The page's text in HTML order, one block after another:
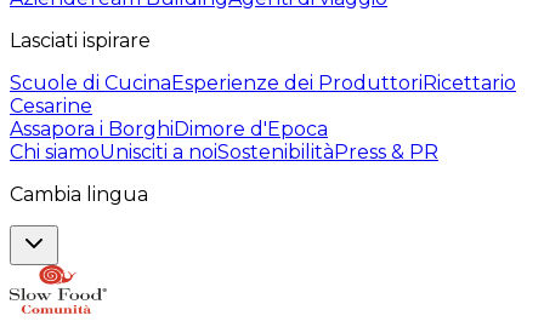
Lasciati ispirare
Scuole di CucinaEsperienze dei ProduttoriRicettario
Cesarine
Assapora i BorghiDimore d'Epoca
Chi siamoUnisciti a noiSostenibilitàPress & PR
Cambia lingua